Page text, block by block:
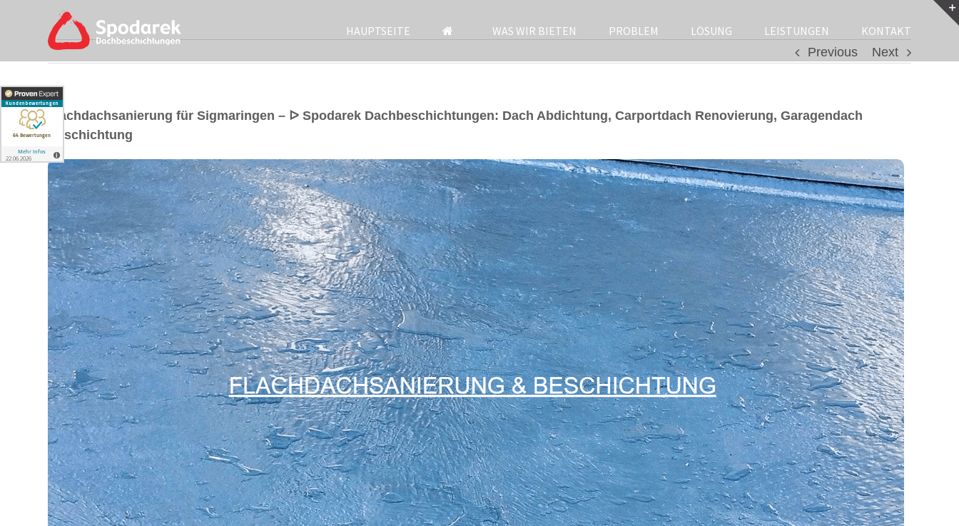
HAUPTSEITE WAS WIR BIETEN PROBLEM LÖSUNG LEISTUNGEN
KONTAKT
Previous
Next
Flachdachsanierung für Sigmaringen – ᐅ Spodarek Dachbeschichtungen: Dach Abdichtung, Carportdach Renovierung, Garagendach
Beschichtung